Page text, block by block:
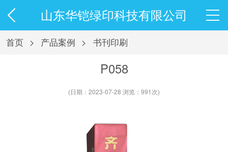
山东华铠绿印科技有限公司
首页 > 产品案例 > 书刊印刷
P058
(日期：2023-07-28 浏览：991次)